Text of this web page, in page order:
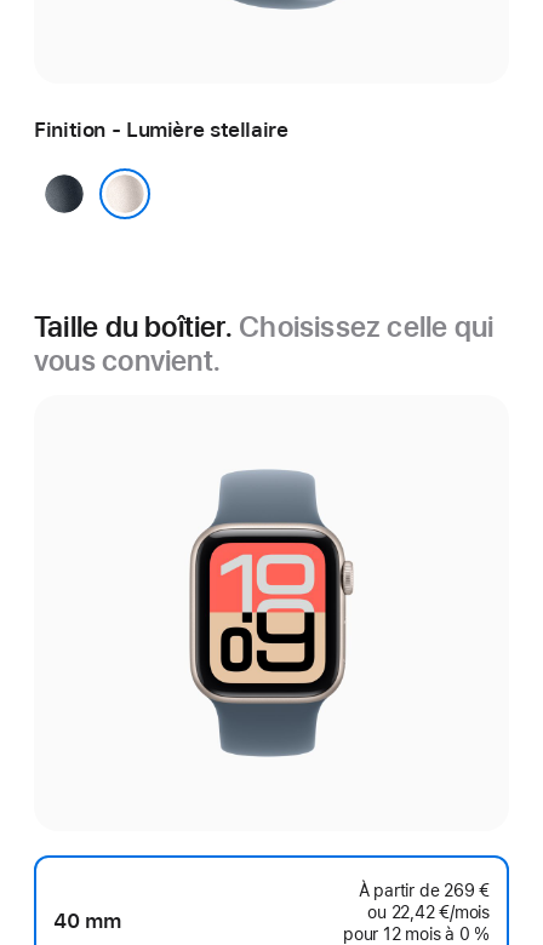
Finition - Lumière stellaire
Minuit
Taille du boîtier. Choisissez celle qui
vous convient.
40 mm
À partir de 269 €
ou 22,42 €/mois
pour 12 mois à 0 %